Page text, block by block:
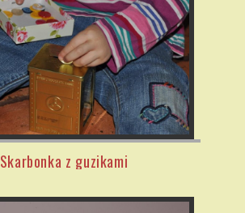
Skarbonka z guzikami